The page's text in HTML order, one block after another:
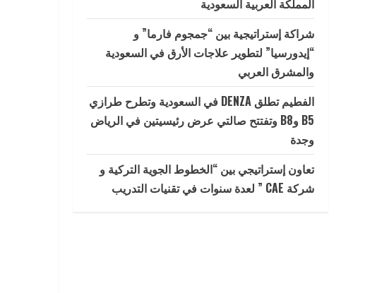
المملكة العربية السعودية
شراكة إستراتيجية بين “جمجوم فارما” و
“إيدورسيا” لتطوير علاجات الأرق في السعودية
والمشرق العربي
الفطيم تطلق DENZA في السعودية وتطرح طرازي
B5 وB8 وتفتتح صالتي عرض رئيسيتين في الرياض
وجدة
تعاون إستراتيجي بين “الخطوط الجوية التركية و
شركة CAE ” لعدة سنوات في تقنيات التدريب